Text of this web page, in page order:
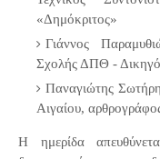
«Δημόκριτος»
Γιάννος
Σχολής ΔΠΘ -
Παναγιώτης
Αιγαίου,
Η ημερίδα